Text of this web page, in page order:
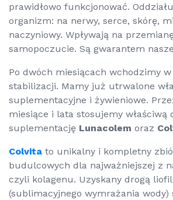
prawidłowo funkcjonować.
organizm: na nerwy, serce, skórę,
naczyniowy. Wpływają na
samopoczucie. Są gwarantem
Po dwóch miesiącach wchodzimy w
stabilizacji. Mamy już utrwalone
suplementacyjne i żywieniowe.
miesiące i lata stosujemy właściwą
suplementację Lunacolem oraz
Colvita to unikalny i kompletny
budulcowych dla najważniejszej z
czyli kolagenu. Uzyskany drogą
(sublimacyjnego wymrażania wody)